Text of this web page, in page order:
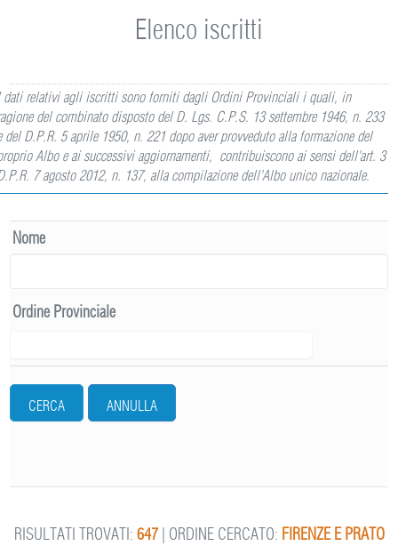
Elenco iscritti
dati relativi agli iscritti sono forniti dagli Ordini Provinciali i quali, in
del combinato disposto del D. Lgs. C.P.S. 13 settembre 1946, n. 233
del D.P.R. 5 aprile 1950, n. 221 dopo aver provveduto alla formazione del
Albo e ai successivi aggiornamenti, contribuiscono ai sensi dell'art. 3
7 agosto 2012, n. 137, alla compilazione dell'Albo unico nazionale.
Nome
Ordine Provinciale
CERCA ANNULLA
RISULTATI TROVATI: 647| ORDINE CERCATO: FIRENZE E PRATO